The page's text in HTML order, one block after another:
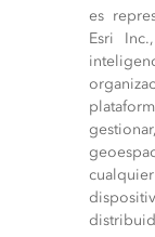
es
Esri